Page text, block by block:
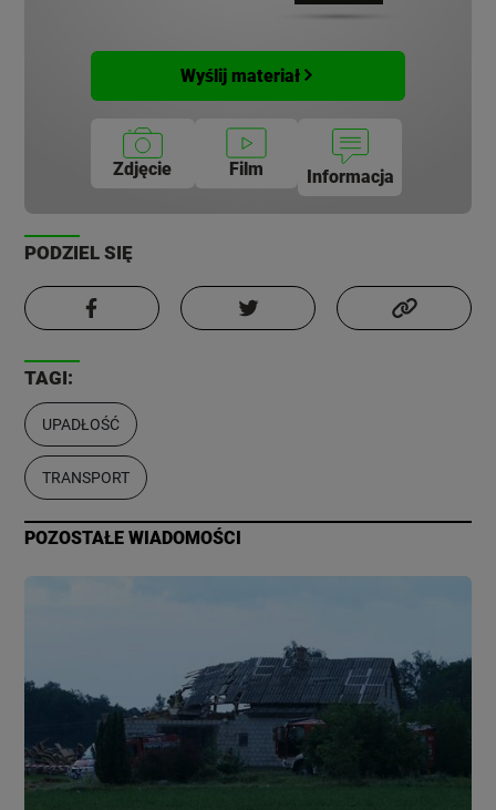
Wyślij materiał
Zdjęcie Film Informacja
PODZIEL SIĘ
TAGI:
UPADŁOŚĆ
TRANSPORT
POZOSTAŁE WIADOMOŚCI